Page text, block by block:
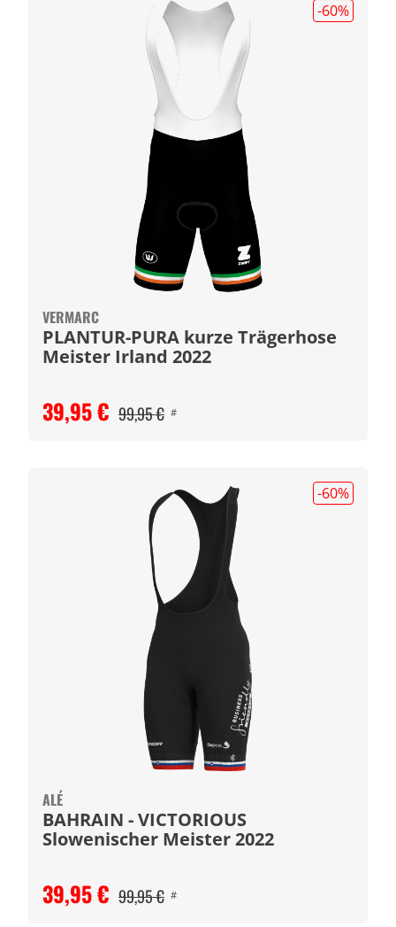
-60%
VERMARC
PLANTUR-PURA kurze Trägerhose
Meister Irland 2022
39,95 € 99,95 € #
-60%
ALÉ
BAHRAIN - VICTORIOUS
Slowenischer Meister 2022
39,95 € 99,95 € #